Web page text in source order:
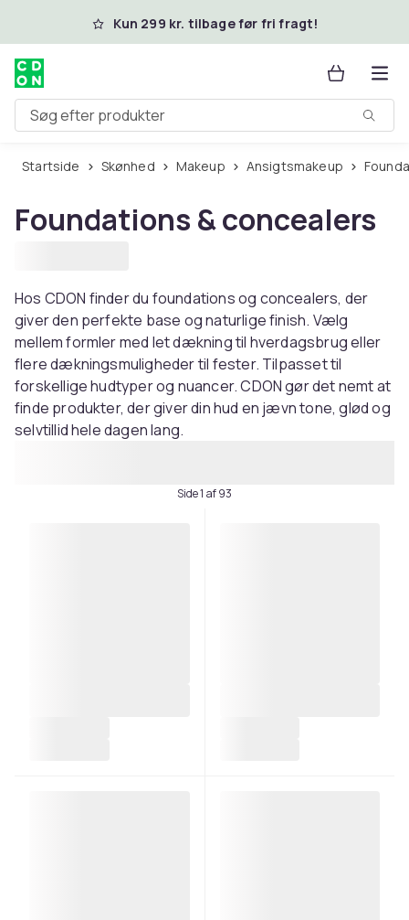
Spring til hovedindhold
Kun 299 kr. tilbage før fri fragt!
Søg efter produkter
Startside Skønhed Makeup Ansigtsmakeup
Foundations & concealers
Hos CDON finder du foundations og concealers, der
giver den perfekte base og naturlige finish. Vælg
mellem formler med let dækning til hverdagsbrug eller
flere dækningsmuligheder til fester. Tilpasset til
forskellige hudtyper og nuancer. CDON gør det nemt at
finde produkter, der giver din hud en jævn tone, glød og
selvtillid hele dagen lang.
Side 1 af 93